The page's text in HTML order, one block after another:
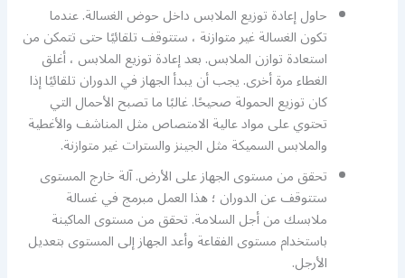
حاول إعادة توزيع الملابس داخل حوض الغسالة. عندما
تكون الغسالة غير متوازنة ، ستتوقف تلقائيًا حتى تتمكن من
استعادة توازن الملابس. بعد إعادة توزيع الملابس ، أغلق
الغطاء مرة أخرى. يجب أن يبدأ الجهاز في الدوران تلقائيًا إذا
كان توزيع الحمولة صحيحًا. غالبًا ما تصبح الأحمال التي
تحتوي على مواد عالية الامتصاص مثل المناشف والأغطية
والملابس السميكة مثل الجينز والسترات غير متوازنة.
تحقق من مستوى الجهاز على الأرض. آلة خارج المستوى
ستتوقف عن الدوران ؛ هذا العمل مبرمج في غسالة
ملابسك من أجل السلامة. تحقق من مستوى الماكينة
باستخدام مستوى الفقاعة وأعد الجهاز إلى المستوى بتعديل
الأرجل.